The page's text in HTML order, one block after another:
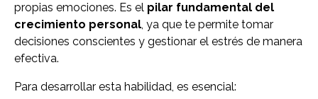
propias emociones. Es el pilar fundamental del
crecimiento personal, ya que te permite tomar
decisiones conscientes y gestionar el estrés de manera
efectiva.
Para desarrollar esta habilidad, es esencial: